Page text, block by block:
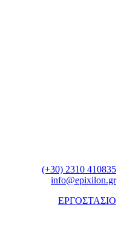
(+30) 2310 410835
info@epixilon.gr
ΕΡΓΟΣΤΑΣΙΟ